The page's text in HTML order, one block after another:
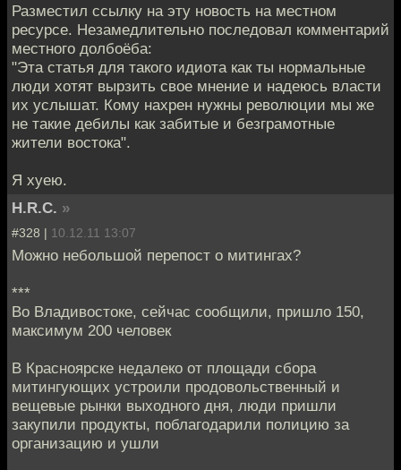
Разместил ссылку на эту новость на местном
ресурсе. Незамедлительно последовал комментарий
местного долбоёба:
"Эта статья для такого идиота как ты нормальные
люди хотят вырзить свое мнение и надеюсь власти
их услышат. Кому нахрен нужны революции мы же
не такие дебилы как забитые и безграмотные
жители востока".
Я хуею.
H.R.C. »
#328 | 10.12.11 13:07
Можно небольшой перепост о митингах?
***
Во Владивостоке, сейчас сообщили, пришло 150,
максимум 200 человек
В Красноярске недалеко от площади сбора
митингующих устроили продовольственный и
вещевые рынки выходного дня, люди пришли
закупили продукты, поблагодарили полицию за
организацию и ушли